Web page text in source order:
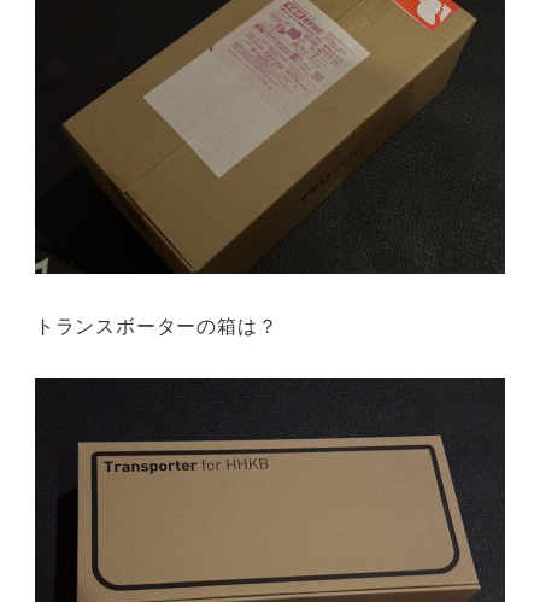
トランスボーターの箱は？